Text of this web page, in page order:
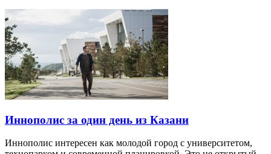
Иннополис за один день из Казани
Иннополис интересен как молодой город с университетом,